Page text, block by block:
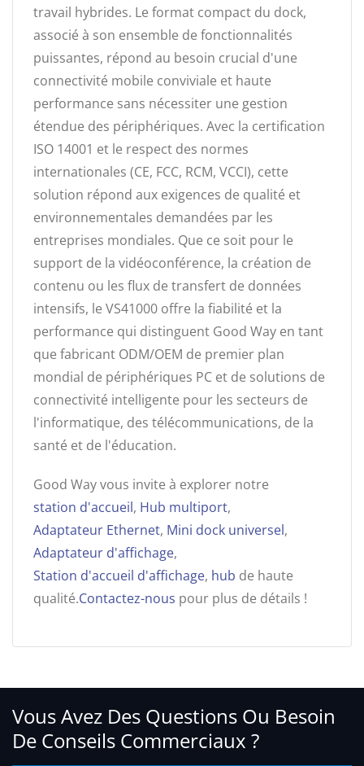
travail hybrides. Le format compact du dock,
associé à son ensemble de fonctionnalités
puissantes, répond au besoin crucial d'une
connectivité mobile conviviale et haute
performance sans nécessiter une gestion
étendue des périphériques. Avec la certification
ISO 14001 et le respect des normes
internationales (CE, FCC, RCM, VCCI), cette
solution répond aux exigences de qualité et
environnementales demandées par les
entreprises mondiales. Que ce soit pour le
support de la vidéoconférence, la création de
contenu ou les flux de transfert de données
intensifs, le VS41000 offre la fiabilité et la
performance qui distinguent Good Way en tant
que fabricant ODM/OEM de premier plan
mondial de périphériques PC et de solutions de
connectivité intelligente pour les secteurs de
l'informatique, des télécommunications, de la
santé et de l'éducation.
Good Way vous invite à explorer notre
station d'accueil, Hub multiport,
Adaptateur Ethernet, Mini dock universel,
Adaptateur d'affichage,
Station d'accueil d'affichage, hub de haute
qualité.Contactez-nous pour plus de détails !
Vous Avez Des Questions Ou Besoin
De Conseils Commerciaux ?